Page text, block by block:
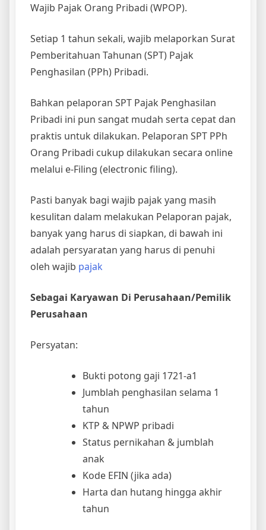
Wajib Pajak Orang Pribadi (WPOP).
Setiap 1 tahun sekali, wajib melaporkan Surat
Pemberitahuan Tahunan (SPT) Pajak
Penghasilan (PPh) Pribadi.
Bahkan pelaporan SPT Pajak Penghasilan
Pribadi ini pun sangat mudah serta cepat dan
praktis untuk dilakukan. Pelaporan SPT PPh
Orang Pribadi cukup dilakukan secara online
melalui e-Filing (electronic filing).
Pasti banyak bagi wajib pajak yang masih
kesulitan dalam melakukan Pelaporan pajak,
banyak yang harus di siapkan, di bawah ini
adalah persyaratan yang harus di penuhi
oleh wajib pajak
Sebagai Karyawan Di Perusahaan/Pemilik
Perusahaan
Persyatan:
Bukti potong gaji 1721-a1
Jumblah penghasilan selama 1
tahun
KTP & NPWP pribadi
Status pernikahan & jumblah
anak
Kode EFIN (jika ada)
Harta dan hutang hingga akhir
tahun